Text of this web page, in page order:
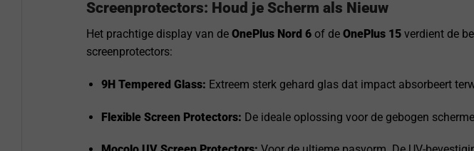
Screenprotectors: Houd je Scherm als Nieuw
Het prachtige display van de OnePlus Nord 6 of de OnePlus 15 verdient de
screenprotectors:
9H Tempered Glass: Extreem sterk gehard glas dat impact absorbeert
Flexible Screen Protectors: De ideale oplossing voor de gebogen